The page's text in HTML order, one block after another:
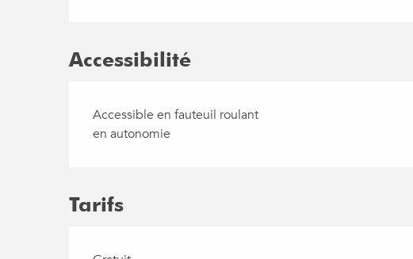
Accessibilité
Accessible en fauteuil roulant
en autonomie
Tarifs